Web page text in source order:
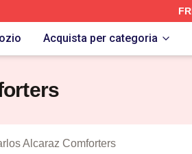
Carlos Alcaraz Merch Store
Acquista per categoria
Alcaraz Comforters